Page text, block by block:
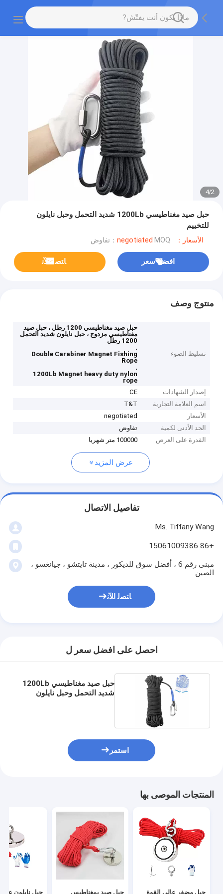
2
/
4
حبل صيد مغناطيسي 1200Lb شديد التحمل وحبل نايلون
للتخييم
الأسعار：negotiated MOQ：تفاوض
افضل سعر ﺎﺘﺼﻟ ﺍﻶﻧ
منتوج وصف
تسليط الضوء
حبل صيد مغناطيسي 1200 رطل ، حبل صيد
مغناطيسي مزدوج ، حبل نايلون شديد التحمل
1200 رطل
,
Double Carabiner Magnet Fishing
Rope
,
1200Lb Magnet heavy duty nylon
rope
إصدار الشهادات
CE
اسم العلامة التجارية
T&T
الأسعار
negotiated
الحد الأدنى لكمية
تفاوض
القدرة على العرض
100000 متر شهريا
عرض المزيد
تفاصيل الاتصال
Ms. Tiffany Wang
+86 15061009386
مبنى رقم 6 ، أفضل سوق للديكور ، مدينة تايتشو ، جيانغسو ،
الصين
ﺎﺘﺼﻟ ﺍﻶﻧ
احصل على افضل سعر ل
حبل صيد مغناطيسي 1200Lb
شديد التحمل وحبل نايلون
استمر
المنتجات الموصى بها
حبل مضفر عالي القوة حبل صيد بمغناطيس